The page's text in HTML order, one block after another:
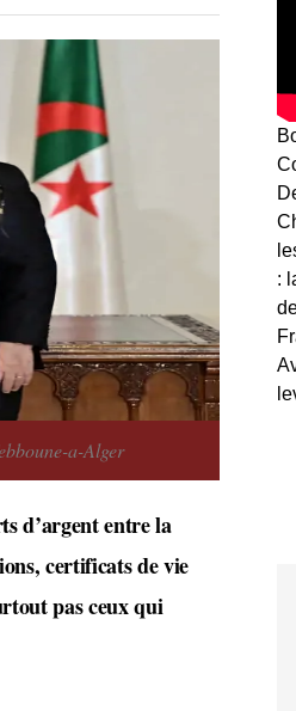
a-Alger
certificats de vie
pas ceux qui
: